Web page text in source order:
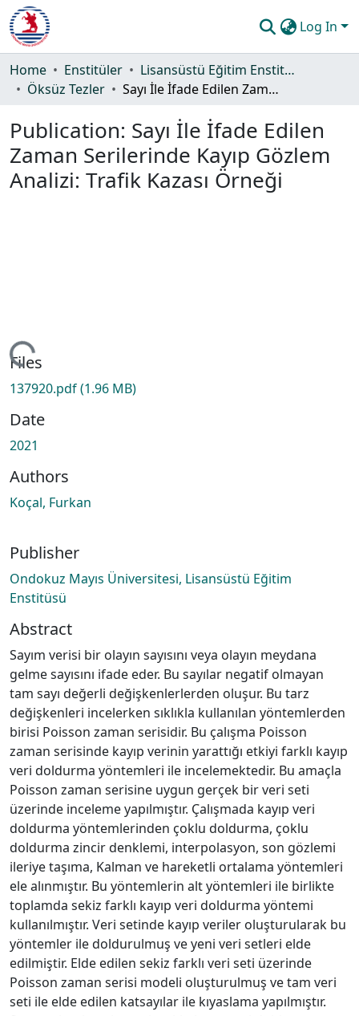
Log In
Communities & Collections
Statistics
Guide
Home Enstitüler
Lisansüstü Eğitim Enstitüsü
Öksüz Tezler
Sayı İle İfade Edilen Zaman Serilerinde Kayıp Gözlem Analizi: Trafik Kazası Örneği
Publication: Sayı İle İfade Edilen
Zaman Serilerinde Kayıp Gözlem
Analizi: Trafik Kazası Örneği
Files
137920.pdf(1.96 MB)
Date
2021
Authors
Koçal, Furkan
Publisher
Ondokuz Mayıs Üniversitesi, Lisansüstü Eğitim
Enstitüsü
Abstract
Sayım verisi bir olayın sayısını veya olayın meydana
gelme sayısını ifade eder. Bu sayılar negatif olmayan
tam sayı değerli değişkenlerlerden oluşur. Bu tarz
değişkenleri incelerken sıklıkla kullanılan yöntemlerden
birisi Poisson zaman serisidir. Bu çalışma Poisson
zaman serisinde kayıp verinin yarattığı etkiyi farklı kayıp
veri doldurma yöntemleri ile incelemektedir. Bu amaçla
Poisson zaman serisine uygun gerçek bir veri seti
üzerinde inceleme yapılmıştır. Çalışmada kayıp veri
doldurma yöntemlerinden çoklu doldurma, çoklu
doldurma zincir denklemi, interpolasyon, son gözlemi
ileriye taşıma, Kalman ve hareketli ortalama yöntemleri
ele alınmıştır. Bu yöntemlerin alt yöntemleri ile birlikte
toplamda sekiz farklı kayıp veri doldurma yöntemi
kullanılmıştır. Veri setinde kayıp veriler oluşturularak bu
yöntemler ile doldurulmuş ve yeni veri setleri elde
edilmiştir. Elde edilen sekiz farklı veri seti üzerinde
Poisson zaman serisi modeli oluşturulmuş ve tam veri
seti ile elde edilen katsayılar ile kıyaslama yapılmıştır.